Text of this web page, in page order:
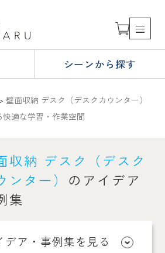
シーンから探す
壁面収納 デスク（デスクカウンター）
適な学習・作業空間
収納 デスク（デスク
ンター） のアイデア
集
デア・事例集を見る